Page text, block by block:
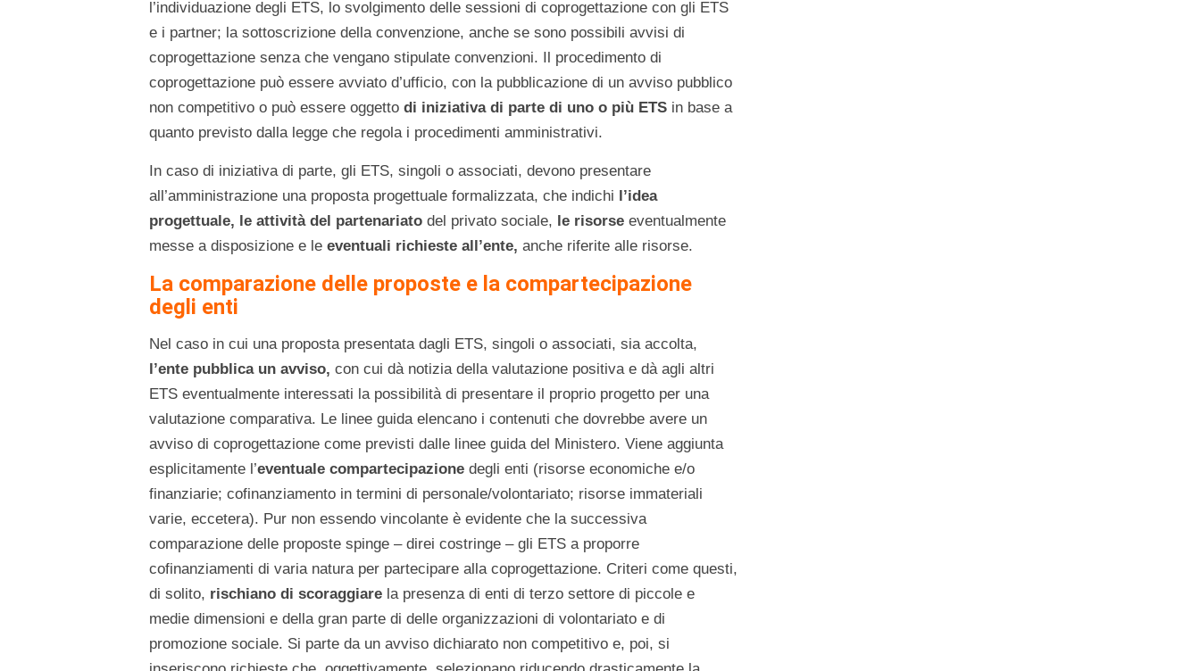
l’individuazione degli ETS, lo svolgimento delle sessioni di coprogettazione con gli ETS
e i partner; la sottoscrizione della convenzione, anche se sono possibili avvisi di
coprogettazione senza che vengano stipulate convenzioni. Il procedimento di
coprogettazione può essere avviato d’ufficio, con la pubblicazione di un avviso pubblico
non competitivo o può essere oggetto di iniziativa di parte di uno o più ETS in base a
quanto previsto dalla legge che regola i procedimenti amministrativi.
In caso di iniziativa di parte, gli ETS, singoli o associati, devono presentare
all’amministrazione una proposta progettuale formalizzata, che indichi l’idea
progettuale, le attività del partenariato del privato sociale, le risorse eventualmente
messe a disposizione e le eventuali richieste all’ente, anche riferite alle risorse.
La comparazione delle proposte e la compartecipazione
degli enti
Nel caso in cui una proposta presentata dagli ETS, singoli o associati, sia accolta,
l’ente pubblica un avviso, con cui dà notizia della valutazione positiva e dà agli altri
ETS eventualmente interessati la possibilità di presentare il proprio progetto per una
valutazione comparativa. Le linee guida elencano i contenuti che dovrebbe avere un
avviso di coprogettazione come previsti dalle linee guida del Ministero. Viene aggiunta
esplicitamente l’eventuale compartecipazione degli enti (risorse economiche e/o
finanziarie; cofinanziamento in termini di personale/volontariato; risorse immateriali
varie, eccetera). Pur non essendo vincolante è evidente che la successiva
comparazione delle proposte spinge – direi costringe – gli ETS a proporre
cofinanziamenti di varia natura per partecipare alla coprogettazione. Criteri come questi,
di solito, rischiano di scoraggiare la presenza di enti di terzo settore di piccole e
medie dimensioni e della gran parte di delle organizzazioni di volontariato e di
promozione sociale. Si parte da un avviso dichiarato non competitivo e, poi, si